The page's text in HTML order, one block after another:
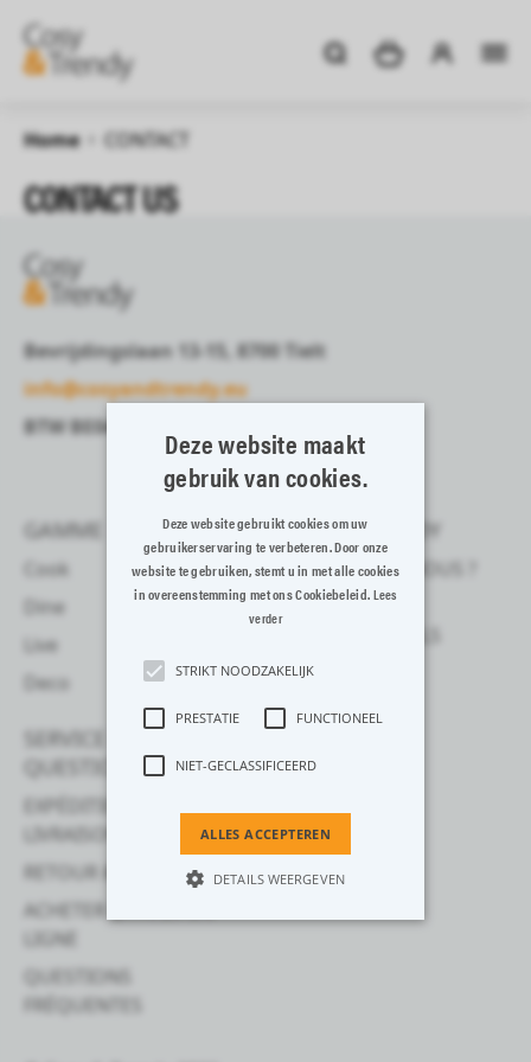
Home CONTACT
CONTACT US
Bevrijdingslaan 13-15, 8700 Tielt
info@cosyandtrendy.eu
BTW BE0408161845
GAMME
Cook
Dine
Live
Deco
COSY & TRENDY
QUI SOMMES-NOUS ?
POUR LES
SERVICE CLIENTÈLE ET
QUESTIONS
EXPÉDITION &
LIVRAISON
RETOUR & ANNULATION
ACHETER & PAYER EN
LIGNE
QUESTIONS
FRÉQUENTES
Deze website maakt
gebruik van cookies.
Deze website gebruikt cookies om uw
gebruikerservaring te verbeteren. Door onze
website te gebruiken, stemt u in met alle cookies
in overeenstemming met ons Cookiebeleid. Lees
verder
STRIKT NOODZAKELIJK
PRESTATIE FUNCTIONEEL
NIET-GECLASSIFICEERD
ALLES ACCEPTEREN
DETAILS WEERGEVEN